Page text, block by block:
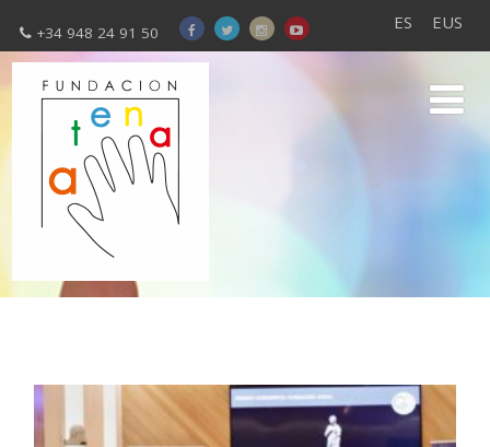
ES EUS
+34 948 24 91 50